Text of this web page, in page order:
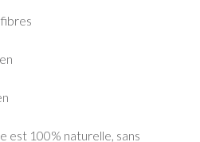
est 100% naturelle, sans